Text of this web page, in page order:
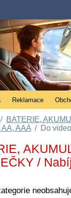
Reklamace
/ BATERIE,
AAA / Do
/